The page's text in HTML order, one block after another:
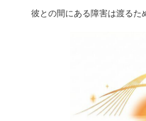
彼との間にある障害は渡るた